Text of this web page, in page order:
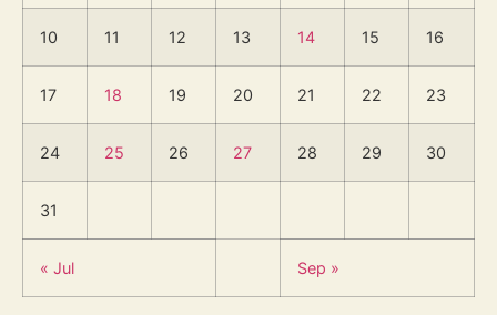
10 11 12 13 14 15 16
17 18 19 20 21 22 23
24 25 26 27 28 29 30
31
« Jul Sep »